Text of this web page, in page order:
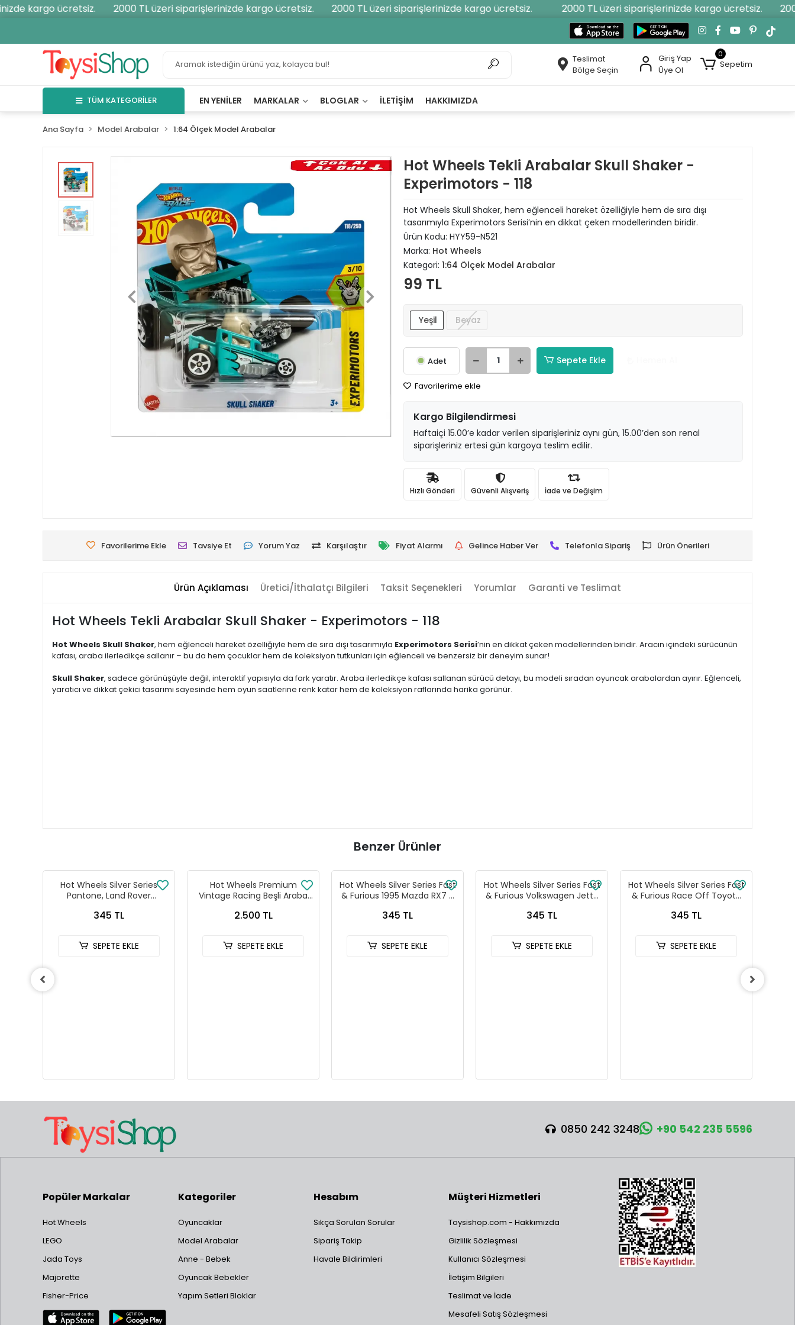
kargo ücretsiz. 2000 TL üzeri siparişlerinizde kargo ücretsiz. 2000 TL üzeri siparişlerinizde kargo ücretsiz. 2000 TL üzeri siparişlerinizde kargo ücretsiz.
Teslimat
Bölge Seçin
Giriş Yap
Üye Ol
0
Sepetim
TÜM KATEGORİLER EN YENILER MARKALAR BLOGLAR İLETIŞIM HAKKIMIZDA
Ana Sayfa Model Arabalar 1:64 Ölçek Model Arabalar
Hot Wheels Tekli Arabalar Skull Shaker -
Experimotors - 118
Hot Wheels Skull Shaker, hem eğlenceli hareket özelliğiyle hem de sıra dışı
tasarımıyla Experimotors Serisi’nin en dikkat çeken modellerinden biridir.
Ürün Kodu: HYY59-N521
Marka: Hot Wheels
Kategori: 1:64 Ölçek Model Arabalar
99 TL
Yeşil Beyaz
Adet Sepete Ekle
Favorilerime ekle
Kargo Bilgilendirmesi
Haftaiçi 15.00’e kadar verilen siparişleriniz aynı gün, 15.00’den son renal
siparişleriniz ertesi gün kargoya teslim edilir.
Hızlı Gönderi Güvenli Alışveriş İade ve Değişim
Favorilerime Ekle Tavsiye Et Yorum Yaz Karşılaştır Fiyat Alarmı Gelince Haber Ver Telefonla Sipariş Ürün Önerileri
Ürün Açıklaması Üretici/İthalatçı Bilgileri Taksit Seçenekleri Yorumlar Garanti ve Teslimat
Hot Wheels Tekli Arabalar Skull Shaker - Experimotors - 118
Hot Wheels Skull Shaker, hem eğlenceli hareket özelliğiyle hem de sıra dışı tasarımıyla Experimotors Serisi’nin en dikkat çeken modellerinden biridir. Aracın içindeki sürücünün
kafası, araba ilerledikçe sallanır – bu da hem çocuklar hem de koleksiyon tutkunları için eğlenceli ve benzersiz bir deneyim sunar!
Skull Shaker, sadece görünüşüyle değil, interaktif yapısıyla da fark yaratır. Araba ilerledikçe kafası sallanan sürücü detayı, bu modeli sıradan oyuncak arabalardan ayırır. Eğlenceli,
yaratıcı ve dikkat çekici tasarımı sayesinde hem oyun saatlerine renk katar hem de koleksiyon raflarında harika görünür.
Benzer Ürünler
Hot Wheels Silver Series
Pantone, Land Rover
345 TL
SEPETE EKLE
Hot Wheels Premium
Vintage Racing Beşli Araba
2.500 TL
SEPETE EKLE
Hot Wheels Silver Series Fast
& Furious 1995 Mazda RX7 -
345 TL
SEPETE EKLE
Hot Wheels Silver Series Fast
& Furious Volkswagen Jetta
345 TL
SEPETE EKLE
Hot Wheels Silver Series Fast
& Furious Race Off Toyota
345 TL
SEPETE EKLE
0850 242 3248 +90 542 235 5596
Popüler Markalar
Hot Wheels
LEGO
Jada Toys
Majorette
Fisher-Price
Kategoriler
Oyuncaklar
Model Arabalar
Anne - Bebek
Oyuncak Bebekler
Yapım Setleri Bloklar
Hesabım
Sıkça Sorulan Sorular
Sipariş Takip
Havale Bildirimleri
Müşteri Hizmetleri
Toysishop.com - Hakkımızda
Gizlilik Sözleşmesi
Kullanıcı Sözleşmesi
İletişim Bilgileri
Teslimat ve İade
Mesafeli Satış Sözleşmesi